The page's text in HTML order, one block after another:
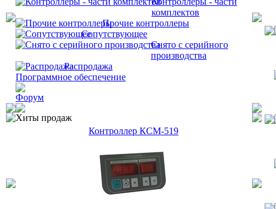
комплектов
Прочие контроллеры
Сопутствующее
Снято с серийного
производства
Распродажа
Программное обеспечение
Форум
Хиты продаж
Контроллер КСМ-519